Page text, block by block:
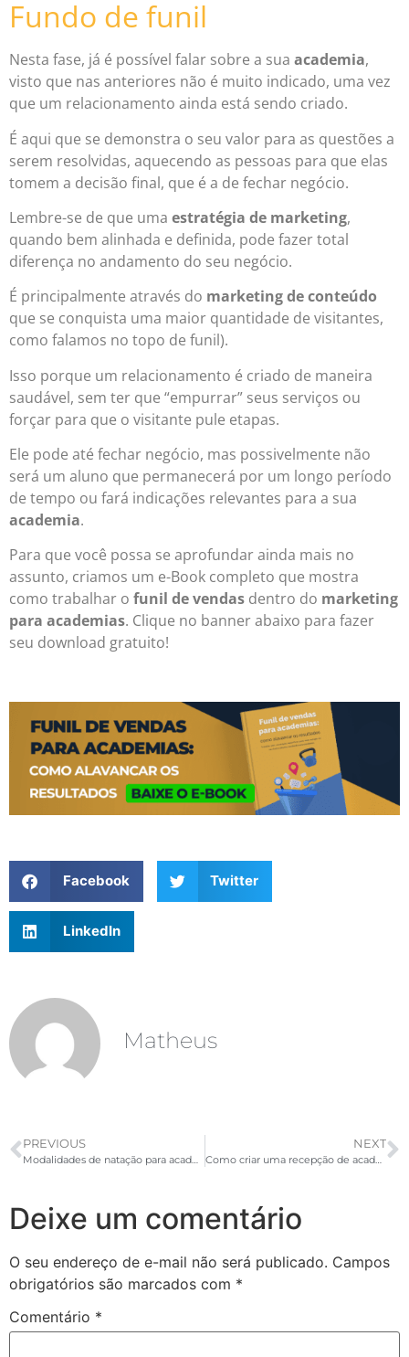
Fundo de funil
Nesta fase, já é possível falar sobre a sua academia,
visto que nas anteriores não é muito indicado, uma vez
que um relacionamento ainda está sendo criado.
É aqui que se demonstra o seu valor para as questões a
serem resolvidas, aquecendo as pessoas para que elas
tomem a decisão final, que é a de fechar negócio.
Lembre-se de que uma estratégia de marketing,
quando bem alinhada e definida, pode fazer total
diferença no andamento do seu negócio.
É principalmente através do marketing de conteúdo
que se conquista uma maior quantidade de visitantes,
como falamos no topo de funil).
Isso porque um relacionamento é criado de maneira
saudável, sem ter que “empurrar” seus serviços ou
forçar para que o visitante pule etapas.
Ele pode até fechar negócio, mas possivelmente não
será um aluno que permanecerá por um longo período
de tempo ou fará indicações relevantes para a sua
academia.
Para que você possa se aprofundar ainda mais no
assunto, criamos um e-Book completo que mostra
como trabalhar o funil de vendas dentro do marketing
para academias. Clique no banner abaixo para fazer
seu download gratuito!
Facebook Twitter
LinkedIn
Matheus
PREVIOUS NEXT
Como criar uma recepção de academia mais atrativa?
Deixe um comentário
O seu endereço de e-mail não será publicado. Campos
obrigatórios são marcados com *
Comentário *